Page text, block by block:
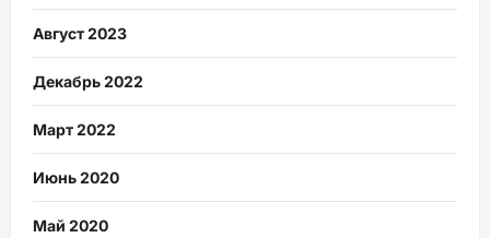
Август 2023
Декабрь 2022
Март 2022
Июнь 2020
Май 2020